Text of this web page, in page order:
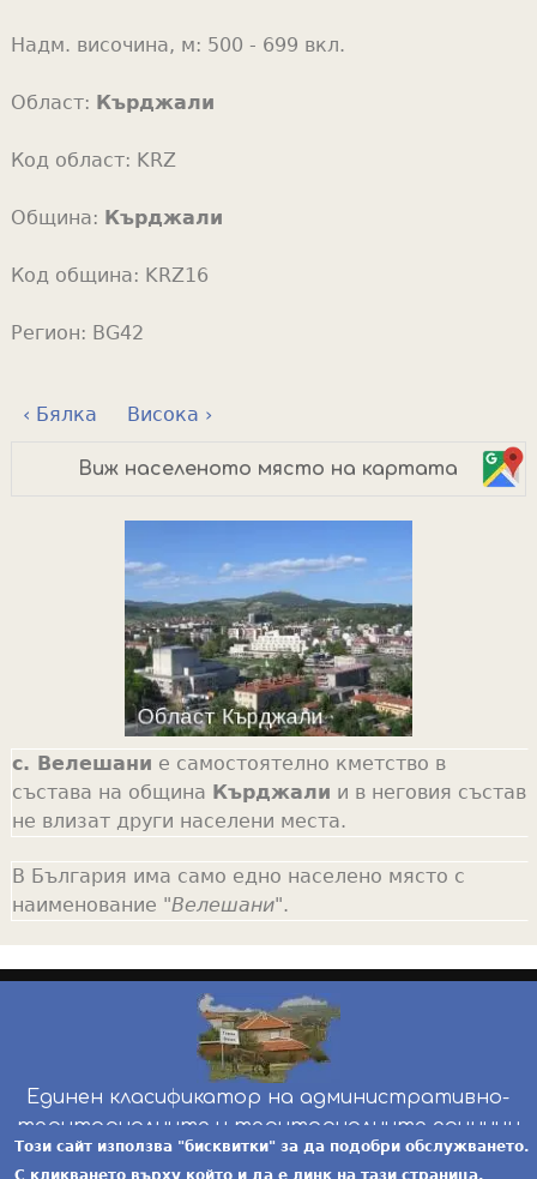
Надм. височина, м: 500 - 699 вкл.
Област: Кърджали
Код област: KRZ
Община: Кърджали
Код община: KRZ16
Регион: BG42
‹ Бялка Висока ›
Виж населеното място на картата
с. Велешани е самостоятелно кметство в
състава на община Кърджали и в неговия състав
не влизат други населени места.
В България има само едно населено място с
наименование "Велешани".
Единен класификатор на административно-
териториалните и териториалните единици
инж. Бойчо Добрев-ekatte.com-условия за
Този сайт използва "бисквитки" за да подобри обслужването.
С кликването върху който и да е линк на тази страница,